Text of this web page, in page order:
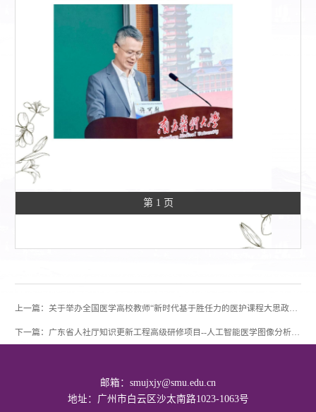
第 1 页
上一篇：关于举办全国医学高校教师“新时代基于胜任力的医护课程大思政一流课堂设计”工作坊的通知
下一篇：广东省人社厅知识更新工程高级研修项目--人工智能医学图像分析及应用高级研修班招生宣传
邮箱：smujxjy@smu.edu.cn
地址：广州市白云区沙太南路1023-1063号